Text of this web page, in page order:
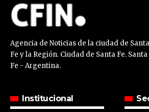
Agencia de Noticias de la ciudad de Santa
Fe y la Región. Ciudad de Santa Fe. Santa
Fe - Argentina.
Institucional